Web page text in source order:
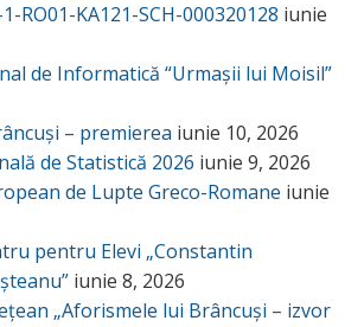
RO01-KA121-SCH-000320128 iunie
de Informatică “Urmașii lui Moisil”
– premierea iunie 10, 2026
de Statistică 2026 iunie 9, 2026
de Lupte Greco-Romane iunie
pentru Elevi „Constantin
iunie 8, 2026
„Aforismele lui Brâncuși – izvor